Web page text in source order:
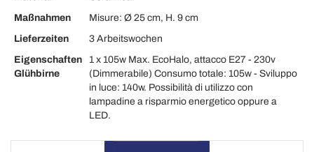
Maßnahmen
Misure: Ø 25 cm, H. 9 cm
Lieferzeiten
3 Arbeitswochen
Eigenschaften
Glühbirne
1 x 105w Max. EcoHalo, attacco E27 - 230v
(Dimmerabile) Consumo totale: 105w - Sviluppo
in luce: 140w. Possibilità di utilizzo con
lampadine a risparmio energetico oppure a
LED.